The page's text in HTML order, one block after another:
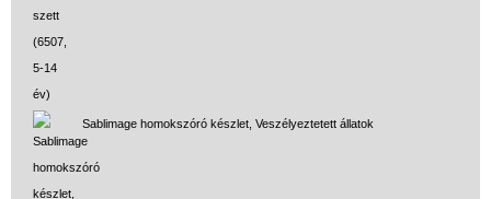
Sablimage homokszóró készlet, Veszélyeztetett állatok